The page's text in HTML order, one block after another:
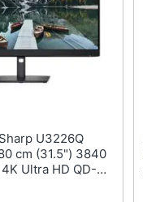
cm (31.5") 3840
Ultra HD QD-